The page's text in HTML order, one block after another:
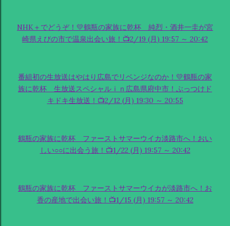
NHK＋でどうぞ！💛鶴瓶の家族に乾杯 純烈・酒井一圭が宮
崎県えびの市で温泉出会い旅！📺2/19 (月) 19:57 ～ 20:42
番組初の生放送はやはり広島でリベンジなのか！💛鶴瓶の家
族に乾杯 生放送スペシャルｉｎ広島県府中市！ぶっつけド
キドキ生放送！📺2/12 (月) 19:30 ～ 20:55
鶴瓶の家族に乾杯 ファーストサマーウイカ淡路市へ！おい
しい○○に出会う旅！📺1/22 (月) 19:57 ～ 20:42
鶴瓶の家族に乾杯 ファーストサマーウイカが淡路市へ！お
香の産地で出会い旅！📺1/15 (月) 19:57 ～ 20:42